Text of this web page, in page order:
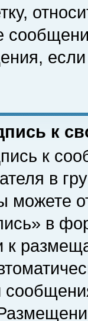
к
к
в
можете
в
к